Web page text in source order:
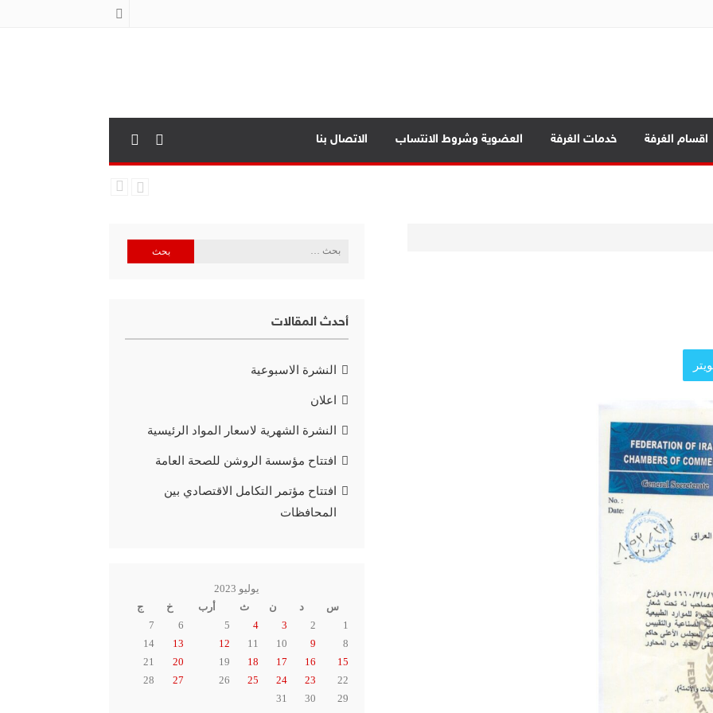
اقسام الغرفة خدمات الغرفة العضوية وشروط الانتساب الاتصال بنا
الرئيسية
الرئيسية
البحث
أحدث المقالات
النشرة الاسبوعية
اعلان
النشرة الشهرية لاسعار المواد الرئيسية
افتتاح مؤسسة الروشن للصحة العامة
افتتاح مؤتمر التكامل الاقتصادي بين
المحافظات
يوليو 2023
س
د ن ث أرب خ
ج
1
2
3
4
5
6
7
8
9
10
11
12
13
14
15
16
17
18
19
20
21
22
23
24
25
26
27
28
29
30
31